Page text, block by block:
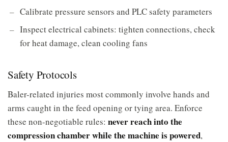
Calibrate pressure sensors and PLC safety parameters
Inspect electrical cabinets: tighten connections, check
for heat damage, clean cooling fans
Safety Protocols
Baler-related injuries most commonly involve hands and
arms caught in the feed opening or tying area. Enforce
these non-negotiable rules: never reach into the
compression chamber while the machine is powered,